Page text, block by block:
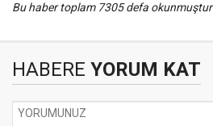
Bu haber toplam 7305 defa okunmuştur
HABERE YORUM KAT